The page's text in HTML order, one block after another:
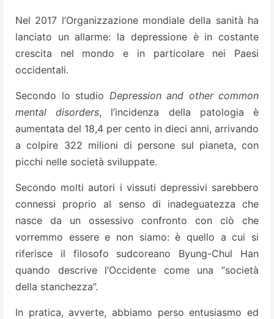
Nel 2017 l’Organizzazione mondiale della sanità ha
lanciato un allarme: la depressione è in costante
crescita nel mondo e in particolare nei Paesi
occidentali.
Secondo lo studio Depression and other common
mental disorders, l’incidenza della patologia è
aumentata del 18,4 per cento in dieci anni, arrivando
a colpire 322 milioni di persone sul pianeta, con
picchi nelle società sviluppate.
Secondo molti autori i vissuti depressivi sarebbero
connessi proprio al senso di inadeguatezza che
nasce da un ossessivo confronto con ciò che
vorremmo essere e non siamo: è quello a cui si
riferisce il filosofo sudcoreano Byung-Chul Han
quando descrive l’Occidente come una “società
della stanchezza”.
In pratica, avverte, abbiamo perso entusiasmo ed